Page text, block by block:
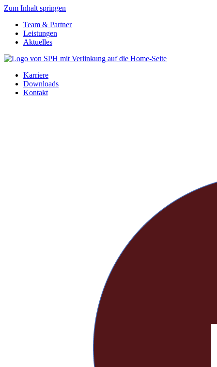
Zum Inhalt springen
Team & Partner
Leistungen
Aktuelles
Karriere
Downloads
Kontakt